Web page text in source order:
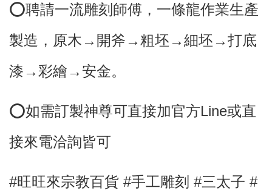
⭕️聘請一流雕刻師傅， 一條龍作業生產
製造，原木→開斧→粗坯→細坯→打底
漆→彩繪→安金。
⭕如需訂製神尊可直接加官方Line或直
接來電洽詢皆可
#旺旺來宗教百貨 #手工雕刻 #三太子 #